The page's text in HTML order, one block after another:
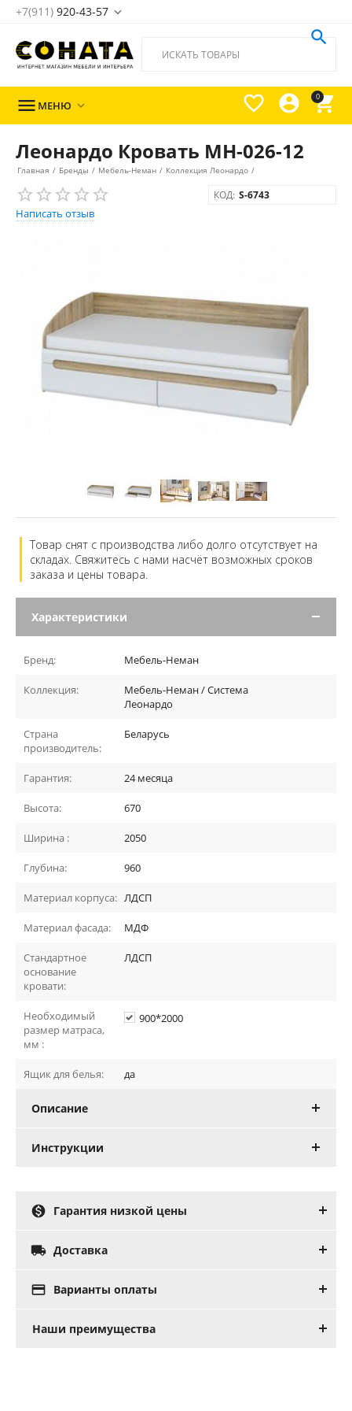
+7(911) 920-43-57 
0




 МЕНЮ 
Леонардо Кровать МН-026-12
Главная / Бренды / Мебель-Неман / Коллекция Леонардо /
Написать отзыв
КОД: S-6743
Товар снят с производства либо долго отсутствует на
складах. Свяжитесь с нами насчёт возможных сроков
заказа и цены товара.
Характеристики
Бренд: Мебель-Неман
Коллекция:
Мебель-Неман / Система
Леонардо
Страна
производитель:
Беларусь
Гарантия: 24 месяца
Высота: 670
Ширина : 2050
Глубина: 960
Материал корпуса: ЛДСП
Материал фасада: МДФ
Стандартное
основание
кровати:
ЛДСП
Необходимый
размер матраса,
мм :
900*2000
Ящик для белья: да
Описание
Инструкции
 Гарантия низкой цены
 Доставка
 Варианты оплаты
Наши преимущества